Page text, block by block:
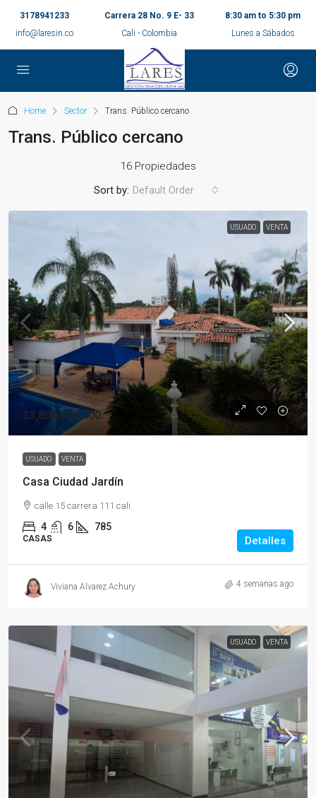
3178941233
info@laresin.co
Carrera 28 No. 9 E- 33
Cali - Colombia
8:30 am to 5:30 pm
Lunes a Sábados
Home Sector Trans. Público cercano
Trans. Público cercano
16 Propiedades
Sort by: Default Order
USUADO VENTA
$3,800,000,000
USUADO VENTA
Casa Ciudad Jardín
calle 15 carrera 111 cali
4 6 785
CASAS Detalles
Viviana Alvarez Achury 4 semanas ago
USUADO VENTA